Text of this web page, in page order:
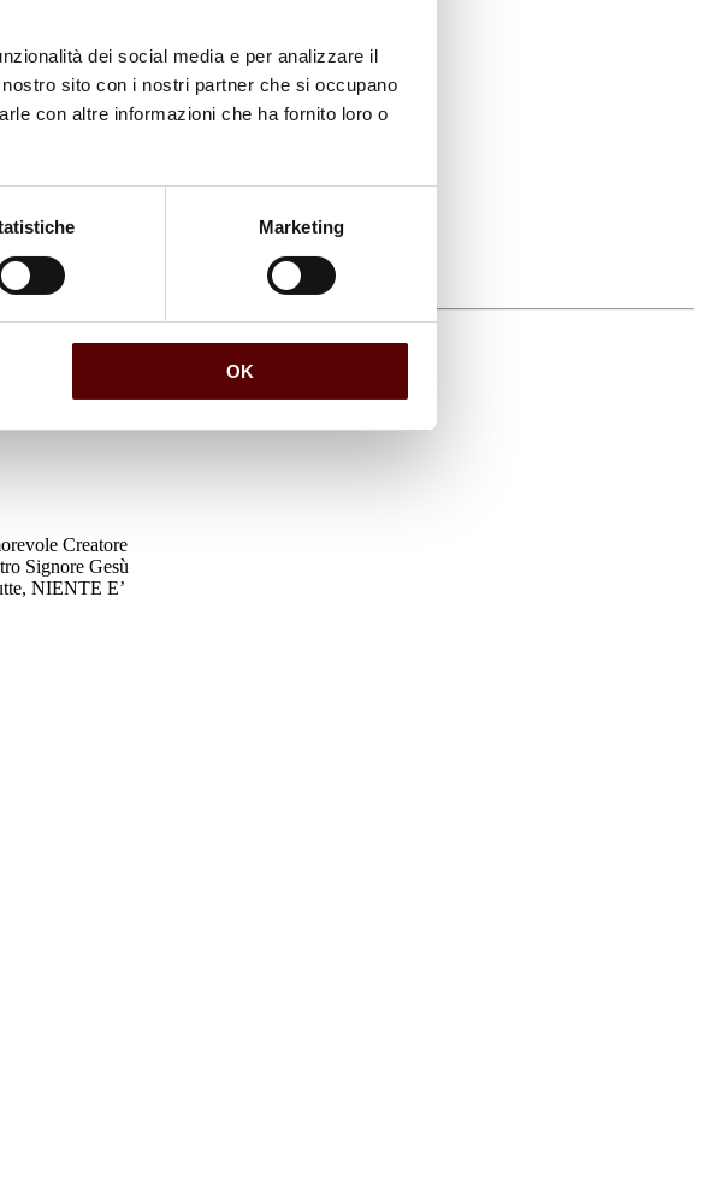
dei social media e per analizzare il
sito con i nostri partner che si occupano
con altre informazioni che ha fornito loro o
Marketing
OK
Creatore
Signore Gesù
NIENTE E’